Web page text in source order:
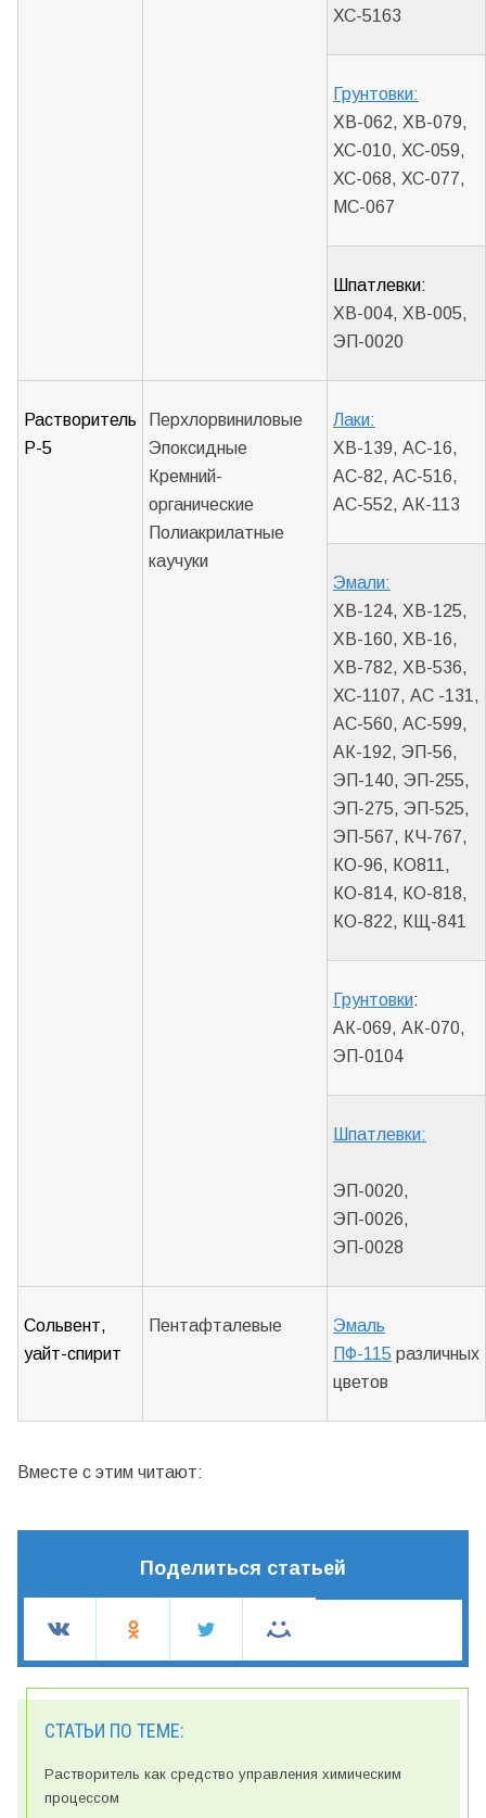
ХС-5163
Грунтовки:
ХВ-062, ХВ-079,
ХС-010, ХС-059,
ХС-068, ХС-077,
МС-067
Шпатлевки:
ХВ-004, ХВ-005,
ЭП-0020
Растворитель
Р-5
Перхлорвиниловые
Эпоксидные
Кремний-
органические
Полиакрилатные
каучуки
Лаки:
ХВ-139, АС-16,
АС-82, АС-516,
АС-552, АК-113
Эмали:
ХВ-124, ХВ-125,
ХВ-160, ХВ-16,
ХВ-782, ХВ-536,
ХС-1107, АС -131,
АС-560, АС-599,
АК-192, ЭП-56,
ЭП-140, ЭП-255,
ЭП-275, ЭП-525,
ЭП-567, КЧ-767,
КО-96, КО811,
КО-814, КО-818,
КО-822, КЩ-841
Грунтовки:
АК-069, АК-070,
ЭП-0104
Шпатлевки:
ЭП-0020,
ЭП-0026,
ЭП-0028
Сольвент,
уайт-спирит
Пентафталевые
Эмаль
ПФ-115 различных
цветов
Вместе с этим читают:
Поделиться статьей
СТАТЬИ ПО ТЕМЕ:
Растворитель как средство управления химическим
процессом